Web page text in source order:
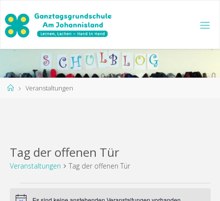
Inhalt
springen
StartVeranstaltungen
Tag der offenen Tür
Veranstaltungen Tag der offenen Tür
Veranstaltungen